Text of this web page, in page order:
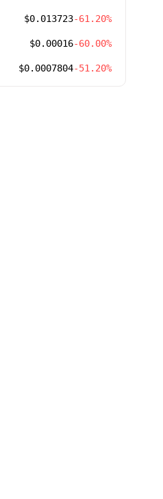
$0.013723-61.20%
$0.00016-60.00%
$0.0007804-51.20%